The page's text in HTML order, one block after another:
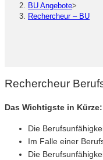
BU Angebote>
Rechercheur – BU
Rechercheur
Das Wichtigste in
Die
Im Falle einer
Die